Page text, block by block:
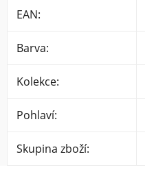
EAN:
Barva:
Kolekce:
Pohlaví:
Skupina zboží: